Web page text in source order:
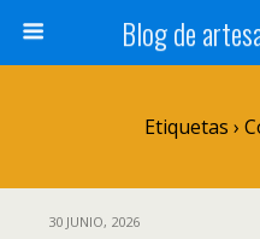
Blog de
Etiquetas ›
30 JUNIO, 2026